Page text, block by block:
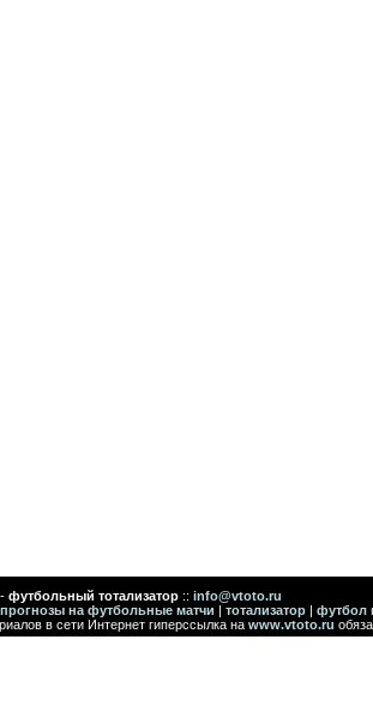
- футбольный тотализатор :: info@vtoto.ru
прогнозы на футбольные матчи | тотализатор | футбол
в сети Интернет гиперссылка на www.vtoto.ru